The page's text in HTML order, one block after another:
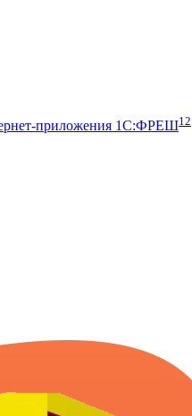
приложения 1С:ФРЕШ12